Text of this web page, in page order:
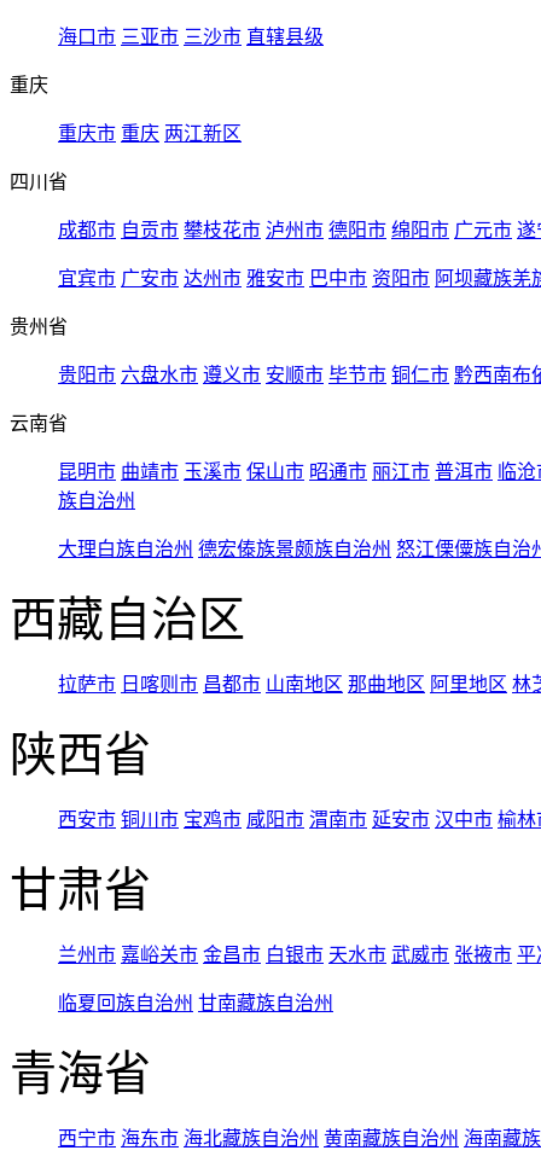
海口市 三亚市 三沙市 直辖县级
重庆
重庆市 重庆 两江新区
四川省
成都市 自贡市 攀枝花市 泸州市 德阳市 绵阳市 广元市 遂
宜宾市 广安市 达州市 雅安市 巴中市 资阳市 阿坝藏族羌
贵州省
贵阳市 六盘水市 遵义市 安顺市 毕节市 铜仁市 黔西南布
云南省
昆明市 曲靖市 玉溪市 保山市 昭通市 丽江市 普洱市 临
族自治州
大理白族自治州 德宏傣族景颇族自治州 怒江傈僳族自治
西藏自治区
拉萨市 日喀则市 昌都市 山南地区 那曲地区 阿里地区 林
陕西省
西安市 铜川市 宝鸡市 咸阳市 渭南市 延安市 汉中市 榆林
甘肃省
兰州市 嘉峪关市 金昌市 白银市 天水市 武威市 张掖市 平
临夏回族自治州 甘南藏族自治州
青海省
西宁市 海东市 海北藏族自治州 黄南藏族自治州 海南藏